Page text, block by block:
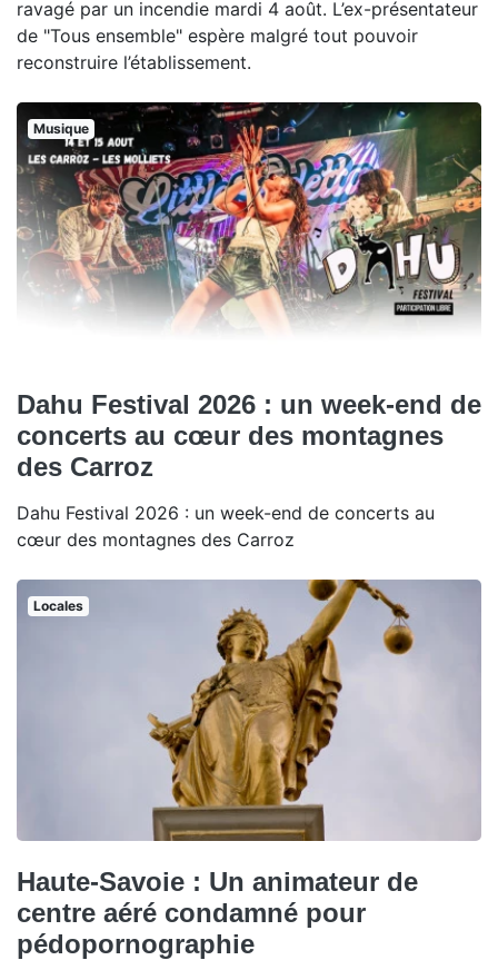
ravagé par un incendie mardi 4 août. L’ex-présentateur
de "Tous ensemble" espère malgré tout pouvoir
reconstruire l’établissement.
Musique
Dahu Festival 2026 : un week-end de
concerts au cœur des montagnes
des Carroz
Dahu Festival 2026 : un week-end de concerts au
cœur des montagnes des Carroz
Locales
Haute-Savoie : Un animateur de
centre aéré condamné pour
pédopornographie